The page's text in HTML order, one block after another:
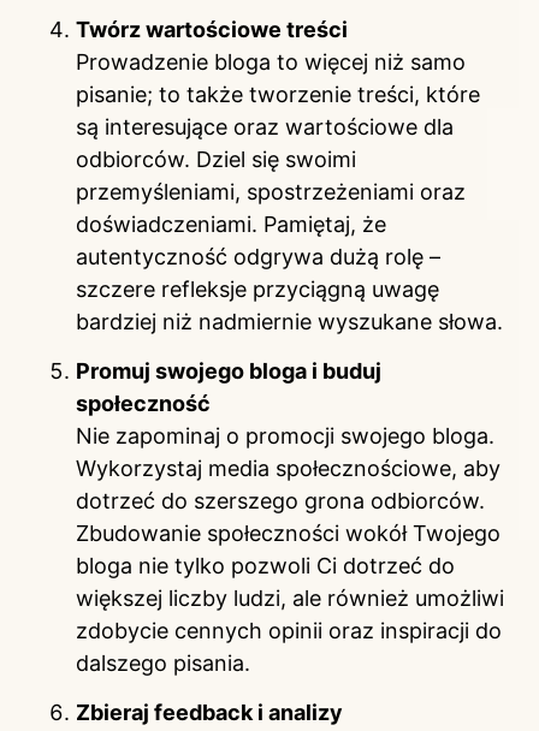
Twórz wartościowe treści
Prowadzenie bloga to więcej niż samo
pisanie; to także tworzenie treści, które
są interesujące oraz wartościowe dla
odbiorców. Dziel się swoimi
przemyśleniami, spostrzeżeniami oraz
doświadczeniami. Pamiętaj, że
autentyczność odgrywa dużą rolę –
szczere refleksje przyciągną uwagę
bardziej niż nadmiernie wyszukane słowa.
Promuj swojego bloga i buduj
społeczność
Nie zapominaj o promocji swojego bloga.
Wykorzystaj media społecznościowe, aby
dotrzeć do szerszego grona odbiorców.
Zbudowanie społeczności wokół Twojego
bloga nie tylko pozwoli Ci dotrzeć do
większej liczby ludzi, ale również umożliwi
zdobycie cennych opinii oraz inspiracji do
dalszego pisania.
Zbieraj feedback i analizy